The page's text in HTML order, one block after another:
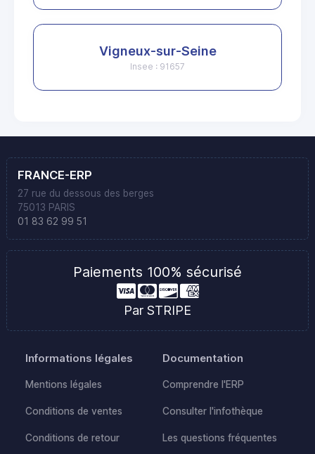
Vigneux-sur-Seine
Insee : 91657
FRANCE-ERP
27 rue du dessous des berges
75013 PARIS
01 83 62 99 51
Paiements 100% sécurisé
Par STRIPE
Informations légales
Mentions légales
Conditions de ventes
Conditions de retour
Documentation
Comprendre l'ERP
Consulter l'infothèque
Les questions fréquentes